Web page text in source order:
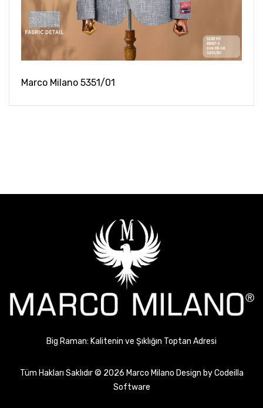
Marco Milano 5351/01
Big Raman: Kalitenin ve Şıklığın Toptan Adresi
Tüm Hakları Saklıdır © 2026 Marco Milano Design byCodeilla
Software